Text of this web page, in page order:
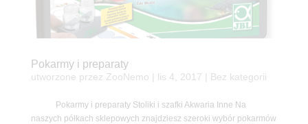
Pokarmy i preparaty
utworzone przez ZooNemo lis 4, 2017 | Bez kategorii
Pokarmy i preparaty Stoliki i szafki Akwaria Inne Na
naszych półkach sklepowych znajdziesz szeroki wybór pokarmów